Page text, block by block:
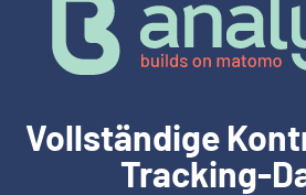
Vollständige
Tracking-